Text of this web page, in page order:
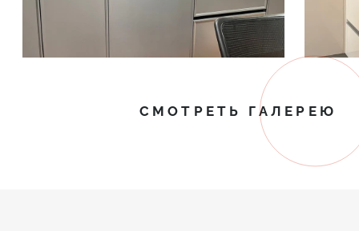
СМОТРЕТЬ ГАЛЕРЕЮ